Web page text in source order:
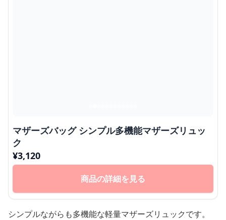
マザーズバッグ シンプル多機能マザーズリュッ
ク
¥3,120
商品の詳細を見る
シンプルながらも多機能な軽量マザーズリュックです。